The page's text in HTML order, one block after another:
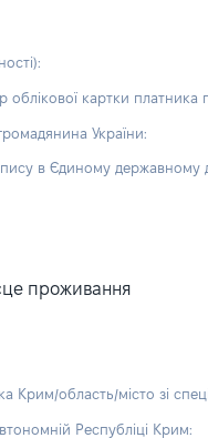
картки платника
України:
в Єдиному державному
проживання
Крим/область/місто зі
Республіці Крим: